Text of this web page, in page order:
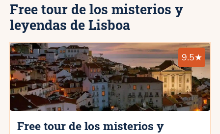
Free tour de los misterios y
leyendas de Lisboa
9.5★
Free tour de los misterios y